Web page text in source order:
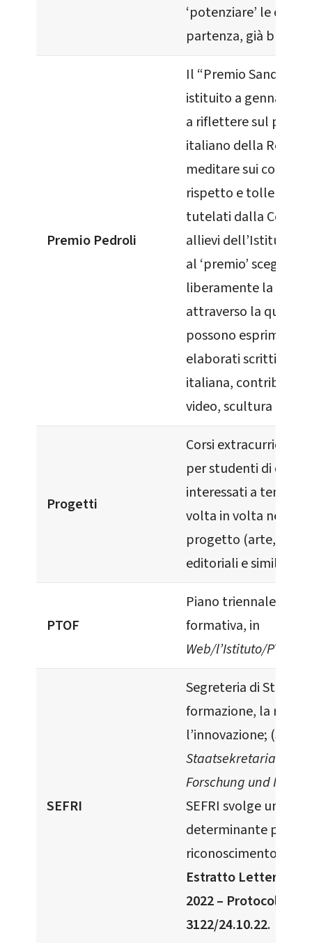
‘potenziare’ le
partenza, già buone.
Premio Pedroli
Il “Premio Sandro
istituito a gennaio
a riflettere sul
italiano della
meditare sui
rispetto e
tutelati dalla
allievi dell’Istituto
al ‘premio’
liberamente la forma
attraverso la quale
possono esprimersi
elaborati scritti in
italiana, contributi
video, scultura o
Progetti
Corsi
per studenti di ogni
interessati a temi
volta in volta nello
progetto (arte,
editoriali e simili).
PTOF
Piano triennale
formativa, in
Web/l’Istituto/PTOF
SEFRI
Segreteria di Stato
formazione, la
l’innovazione; (SBFI –
Staatsekretariat für
Forschung und
SEFRI svolge un
determinante per il
riconoscimento dei
Estratto Lettera
2022 – Protocollo N.
3122/24.10.22.